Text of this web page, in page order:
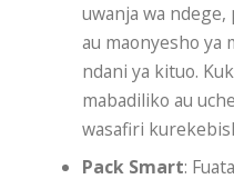
uwanja wa
au maonyesho ya
ndani ya kituo.
mabadiliko au
wasafiri
Pack Smart: